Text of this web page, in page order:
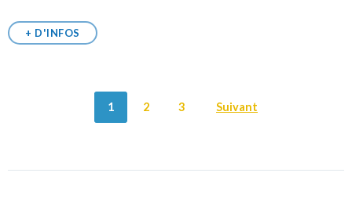
+ D'INFOS
1 2 3 Suivant